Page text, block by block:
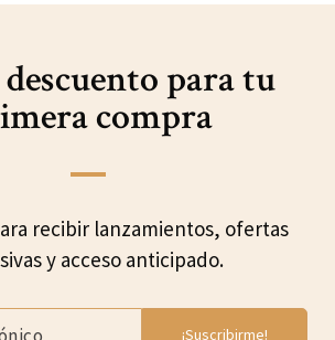
descuento paratu
compra
recibir lanzamientos, ofertas
y acceso anticipado.